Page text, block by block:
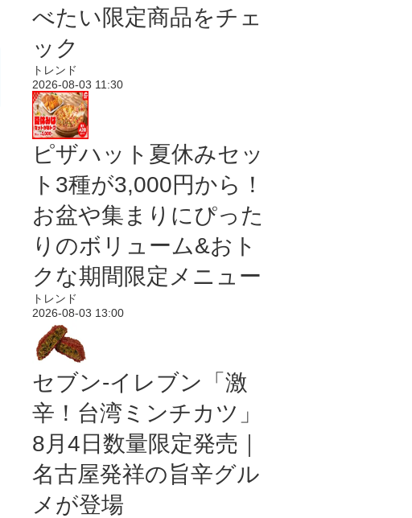
べたい限定商品をチェ
ック
トレンド
2026-08-03 11:30
ピザハット夏休みセッ
ト3種が3,000円から！
お盆や集まりにぴった
りのボリューム&おト
クな期間限定メニュー
トレンド
2026-08-03 13:00
セブン-イレブン「激
辛！台湾ミンチカツ」
8月4日数量限定発売｜
名古屋発祥の旨辛グル
メが登場